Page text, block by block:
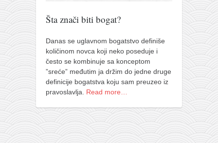
porodične priče
umesto tvitera
kalendar srpski
azbuki i knjige
Okinava karate
najnovije na blogu
istorija karatea
bubishi
Šta znači biti bogat?
Danas se uglavnom bogatstvo definiše
količinom novca koji neko poseduje i
često se kombinuje sa konceptom
”sreće” međutim ja držim do jedne druge
definicije bogatstva koju sam preuzeo iz
pravoslavlja. Read more…